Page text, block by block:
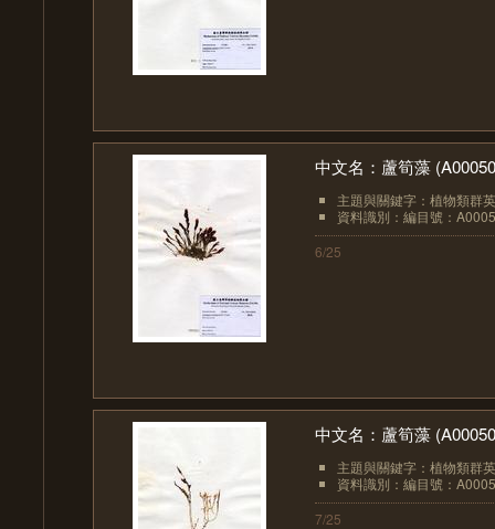
中文名：蘆筍藻
主題與關鍵字：植物類群
資料識別：編目號：
6/25
中文名：蘆筍藻
主題與關鍵字：植物類群
資料識別：編目號：
7/25